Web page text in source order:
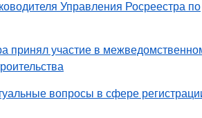
Управления Росреестра по
принял участие в
вопросы в сфере